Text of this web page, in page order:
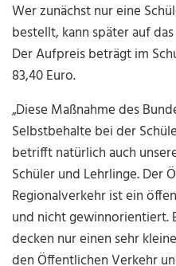
Wer zunächst nur eine
bestellt, kann später auf
Der Aufpreis beträgt im
83,40 Euro.
„Diese Maßnahme des
Selbstbehalte bei der
betrifft natürlich auch
Schüler und Lehrlinge. Der
Regionalverkehr ist ein
und nicht gewinnorientiert.
decken nur einen sehr
den Öffentlichen Verkehr